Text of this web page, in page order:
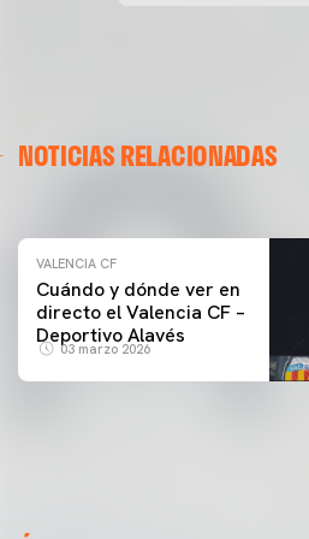
NOTICIAS RELACIONADAS
ENTRENAMIENTO DEL
VALENCIA CF
Cuándo y dónde ver en
directo el Valencia CF –
Deportivo Alavés
03 marzo 2026